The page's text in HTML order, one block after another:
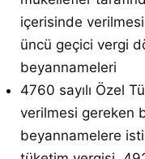
içerisinde
üncü geçici vergi
beyannameleri
4760 sayılı Özel
verilmesi gereken
beyannamelere